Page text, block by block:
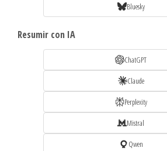
Bluesky
Resumir con IA
ChatGPT
Claude
Perplexity
Mistral
Qwen